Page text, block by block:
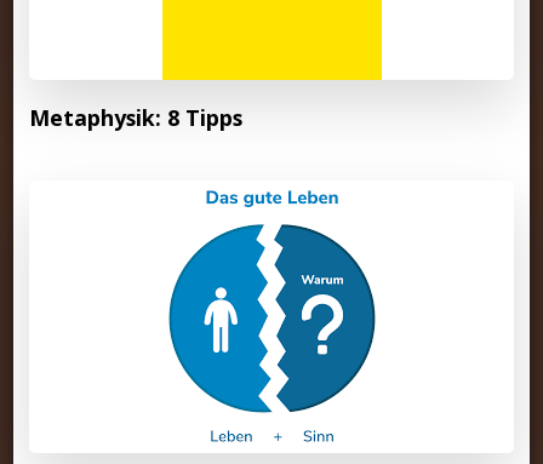
Metaphysik: 8 Tipps